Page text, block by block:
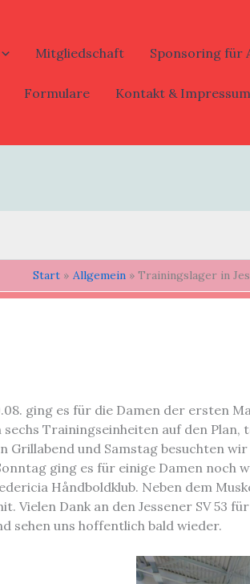
Mitgliedschaft Sponsoring für
Formulare Kontakt & Impressum
Start Allgemein Trainingslager in
ging es für die Damen der ersten
Trainingseinheiten auf den Plan,
Grillabend und Samstag besuchten
ging es für einige Damen noch
Håndboldklub. Neben dem
Vielen Dank an den Jessener SV 53
sehen uns hoffentlich bald wieder.